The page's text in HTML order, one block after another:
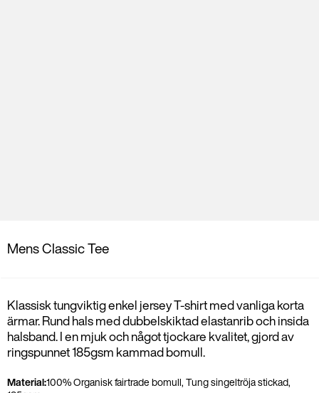
Mens Classic Tee
Klassisk tungviktig enkel jersey T-shirt med vanliga korta
ärmar. Rund hals med dubbelskiktad elastanrib och insida
halsband. I en mjuk och något tjockare kvalitet, gjord av
ringspunnet 185gsm kammad bomull.
Material:100% Organisk fairtrade bomull, Tung singeltröja stickad,